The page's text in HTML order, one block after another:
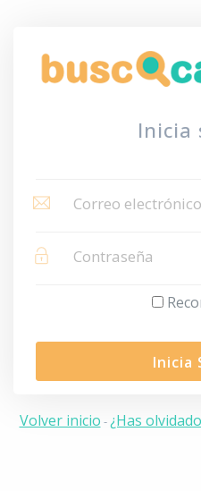
Inicia
Inicia
Volver inicio -¿Has